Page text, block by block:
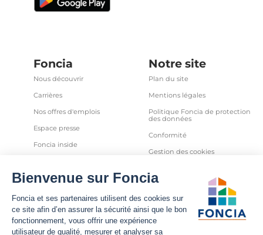
Foncia
Nous découvrir
Carrières
Nos offres d'emplois
Espace presse
Foncia inside
Partenaires
Notre site
Plan du site
Mentions légales
Politique Foncia de protection
des données
Conformité
Gestion des cookies
et autres traceurs
Sécurité informatique
Déclaration d'accessibilité